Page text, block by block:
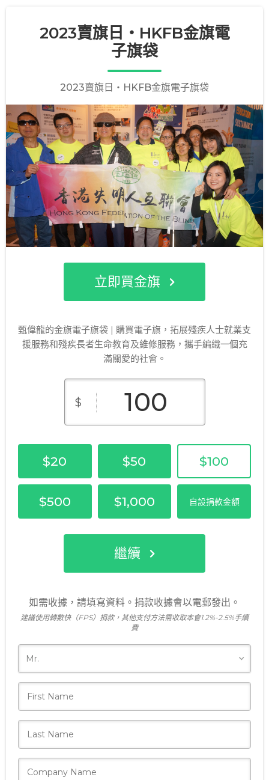
2023賣旗日・HKFB金旗電
子旗袋
2023賣旗日・HKFB金旗電子旗袋
立即買金旗
甄偉龍的金旗電子旗袋 | 購買電子旗，拓展殘疾人士就業支
援服務和殘疾長者生命教育及維修服務，攜手編織一個充
滿關愛的社會。
$
$20 $50 $100
$500 $1,000 自設捐款金額
繼續
如需收據，請填寫資料。捐款收據會以電郵發出。
建議使用轉數快（FPS）捐款，其他支付方法需收取本會1.2%-2.5%手續
費